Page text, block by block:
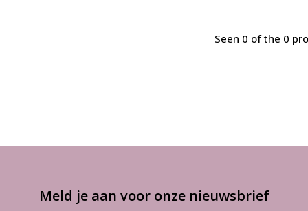
Seen 0 of the 0
Meld je aan voor onze nieuwsbrief